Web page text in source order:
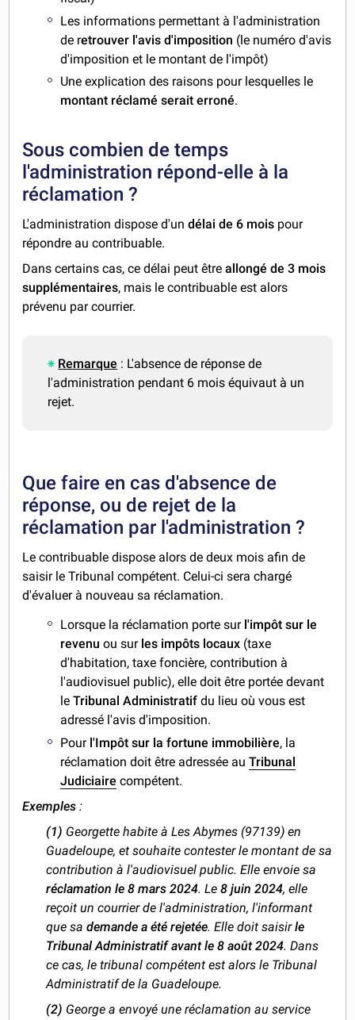
Les informations permettant à l'administration
de retrouver l'avis d'imposition (le numéro d'avis
d'imposition et le montant de l'impôt)
Une explication des raisons pour lesquelles le
montant réclamé serait erroné.
Sous combien de temps
l'administration répond-elle à la
réclamation ?
L'administration dispose d'undélai de 6 mois pour
répondre au contribuable.
Dans certains cas, ce délai peut être allongé de 3 mois
supplémentaires, mais le contribuable est alors
prévenu par courrier.
Remarque : L'absence de réponse de
l'administration pendant 6 mois équivaut à un
rejet.
Que faire en cas d'absence de
réponse, ou de rejet de la
réclamation par l'administration ?
Le contribuable dispose alors de deux mois afin de
saisir le Tribunal compétent. Celui-ci sera chargé
d'évaluer à nouveau sa réclamation.
Lorsque la réclamation porte sur l'impôt sur le
revenu ou sur les impôts locaux (taxe
d'habitation, taxe foncière, contribution à
l'audiovisuel public), elle doit être portée devant
leTribunal Administratif du lieu où vous est
adressé l'avis d'imposition.
Pourl'Impôt sur la fortune immobilière, la
réclamation doit être adressée auTribunal
Judiciaire compétent.
Exemples :
(1) Georgette habite à Les Abymes (97139) en
Guadeloupe, et souhaite contester le montant de sa
contribution à l'audiovisuel public. Elle envoie sa
réclamation le 8 mars 2024. Le8 juin 2024, elle
reçoit un courrier de l'administration, l'informant
que sademande a été rejetée. Elle doit saisirle
Tribunal Administratif avant le 8 août 2024. Dans
ce cas, le tribunal compétent est alors le Tribunal
Administratif de la Guadeloupe.
(2) George a envoyé une réclamation au service